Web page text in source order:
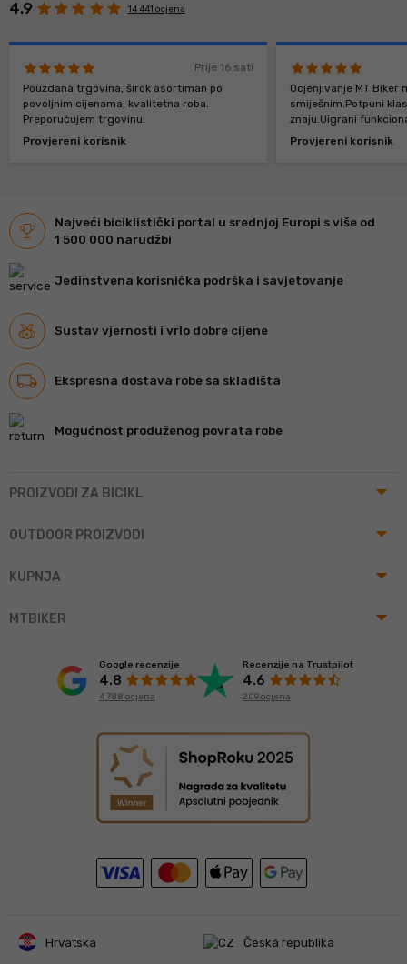
4.9 14 441 ocjena
Prije 16 sati
Pouzdana trgovina, širok asortiman po
povoljnim cijenama, kvalitetna roba.
Preporučujem trgovinu.
Provjereni korisnik
Ocjenjivanje MT Biker
smiješnim.Potpuni
znaju.Uigrani
Provjereni korisnik
Najveći biciklistički portal u srednjoj Europi s više od
1 500 000 narudžbi
Jedinstvena korisnička podrška i savjetovanje
Sustav vjernosti i vrlo dobre cijene
Ekspresna dostava robe sa skladišta
Mogućnost produženog povrata robe
arrow_drop_up
PROIZVODI ZA BICIKL
arrow_drop_up
OUTDOOR PROIZVODI
arrow_drop_up
KUPNJA
arrow_drop_up
MTBIKER
Google recenzije
4.8
4 788 ocjena
Recenzije na Trustpilot
4.6
209 ocjena
Hrvatska Česká republika